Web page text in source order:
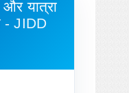
यात्रा
- JIDD